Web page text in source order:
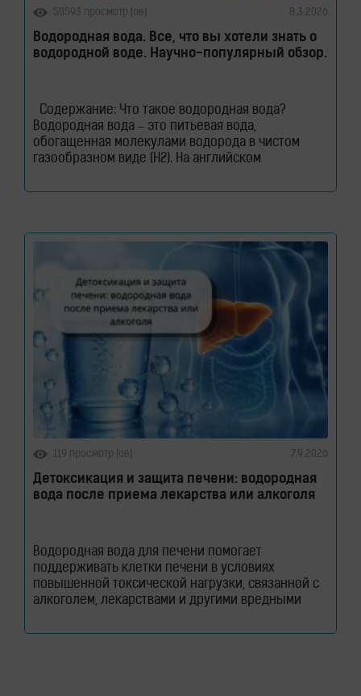
50593 просмотр (ов) 8.3.2026
Водородная вода. Все, что вы хотели знать о
водородной воде. Научно-популярный обзор.
Содержание: Что такое водородная вода?
Водородная вода – это питьевая вода,
обогащенная молекулами водорода в чистом
газообразном виде (H2). На английском
Water (HRW) или Hydrogen Water. В такой воде
в воде. Поэтому водород содержится в
119 просмотр (ов) 7.9.2026
Детоксикация и защита печени: водородная
вода после приема лекарства или алкоголя
Водородная вода для печени помогает
поддерживать клетки печени в условиях
повышенной токсической нагрузки, связанной с
алкоголем, лекарствами и другими вредными
способствует снижению оксидативного стресса и